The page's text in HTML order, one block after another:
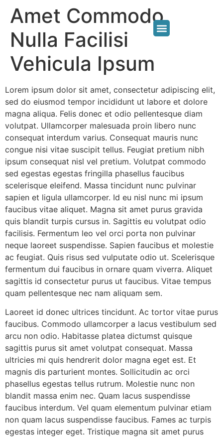
Amet Commodo
Nulla Facilisi
Vehicula Ipsum
Lorem ipsum dolor sit amet, consectetur adipiscing elit,
sed do eiusmod tempor incididunt ut labore et dolore
magna aliqua. Felis donec et odio pellentesque diam
volutpat. Ullamcorper malesuada proin libero nunc
consequat interdum varius. Consequat mauris nunc
congue nisi vitae suscipit tellus. Feugiat pretium nibh
ipsum consequat nisl vel pretium. Volutpat commodo
sed egestas egestas fringilla phasellus faucibus
scelerisque eleifend. Massa tincidunt nunc pulvinar
sapien et ligula ullamcorper. Id eu nisl nunc mi ipsum
faucibus vitae aliquet. Magna sit amet purus gravida
quis blandit turpis cursus in. Sagittis eu volutpat odio
facilisis. Fermentum leo vel orci porta non pulvinar
neque laoreet suspendisse. Sapien faucibus et molestie
ac feugiat. Quis risus sed vulputate odio ut. Scelerisque
fermentum dui faucibus in ornare quam viverra. Aliquet
sagittis id consectetur purus ut faucibus. Vitae tempus
quam pellentesque nec nam aliquam sem.
Laoreet id donec ultrices tincidunt. Ac tortor vitae purus
faucibus. Commodo ullamcorper a lacus vestibulum sed
arcu non odio. Habitasse platea dictumst quisque
sagittis purus sit amet volutpat consequat. Massa
ultricies mi quis hendrerit dolor magna eget est. Et
magnis dis parturient montes. Sollicitudin ac orci
phasellus egestas tellus rutrum. Molestie nunc non
blandit massa enim nec. Quam lacus suspendisse
faucibus interdum. Vel quam elementum pulvinar etiam
non quam lacus suspendisse faucibus. Fames ac turpis
egestas integer eget. Tristique magna sit amet purus